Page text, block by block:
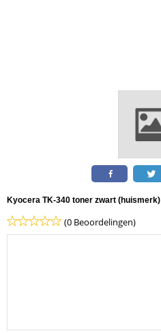
Kyocera TK-340 toner zwart (huismerk)
(0 Beoordelingen)